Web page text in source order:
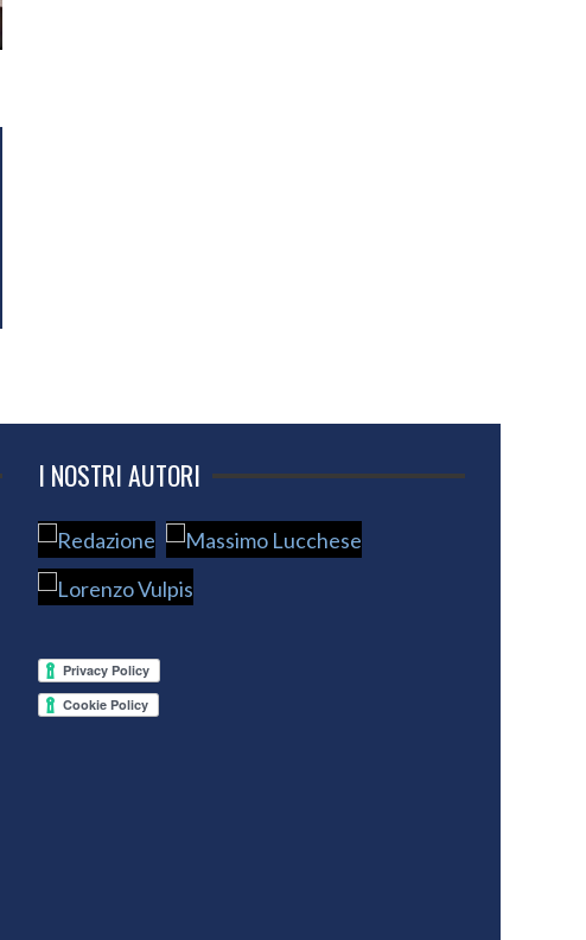
I NOSTRI AUTORI